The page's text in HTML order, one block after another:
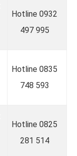
Hotline 0932
497 995
Hotline 0835
748 593
Hotline 0825
281 514